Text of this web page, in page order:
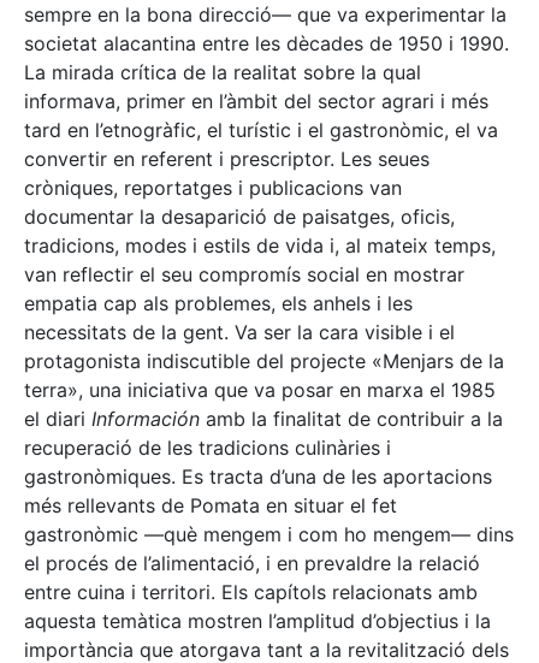
sempre en la bona direcció— que va experimentar la
societat alacantina entre les dècades de 1950 i 1990.
La mirada crítica de la realitat sobre la qual
informava, primer en l’àmbit del sector agrari i més
tard en l’etnogràfic, el turístic i el gastronòmic, el va
convertir en referent i prescriptor. Les seues
cròniques, reportatges i publicacions van
documentar la desaparició de paisatges, oficis,
tradicions, modes i estils de vida i, al mateix temps,
van reflectir el seu compromís social en mostrar
empatia cap als problemes, els anhels i les
necessitats de la gent. Va ser la cara visible i el
protagonista indiscutible del projecte «Menjars de la
terra», una iniciativa que va posar en marxa el 1985
el diari Información amb la finalitat de contribuir a la
recuperació de les tradicions culinàries i
gastronòmiques. Es tracta d’una de les aportacions
més rellevants de Pomata en situar el fet
gastronòmic —què mengem i com ho mengem— dins
el procés de l’alimentació, i en prevaldre la relació
entre cuina i territori. Els capítols relacionats amb
aquesta temàtica mostren l’amplitud d’objectius i la
importància que atorgava tant a la revitalització dels